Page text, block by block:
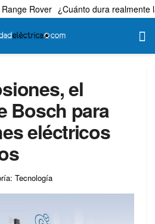
Rover ¿Cuánto dura realmente
el
Bosch para
eléctricos
Tecnología